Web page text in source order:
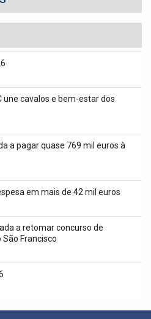
une cavalos e bem-estar dos
a pagar quase 769 mil euros à
em mais de 42 mil euros
a retomar concurso de
Francisco